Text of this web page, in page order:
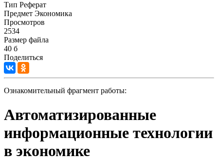
Тип Реферат
Предмет Экономика
Просмотров
2534
Размер файла
40 б
Поделиться
Ознакомительный фрагмент работы:
Автоматизированные
информационные технологии
в экономике